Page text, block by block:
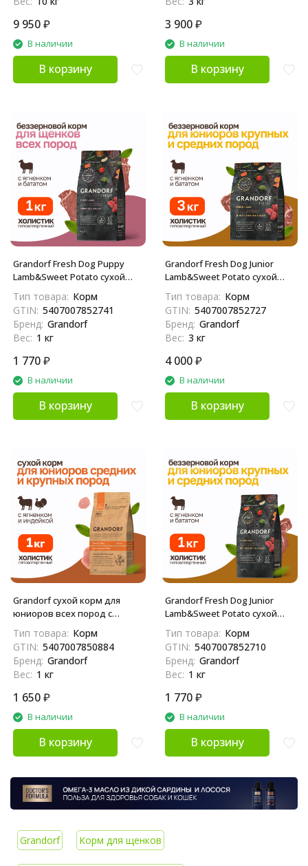
9 950₽
В наличии
В корзину
3 900₽
В наличии
В корзину
Grandorf Fresh Dog Puppy
Lamb&Sweet Potato сухой
пробиотиками для щенков и
беременных собак с
ягненком и бататом - 1 кг
Тип товара: Корм
GTIN: 5407007852741
Бренд: Grandorf
Вес: 1 кг
1 770₽
В наличии
В корзину
Grandorf Fresh Dog Junior
Lamb&Sweet Potato сухой
пробиотиками для юниоров
и беременных собак с
ягненком и бататом - 3 кг
Тип товара: Корм
GTIN: 5407007852727
Бренд: Grandorf
Вес: 3 кг
4 000₽
В наличии
В корзину
Grandorf сухой корм для
юниоров всех пород с
Тип товара: Корм
GTIN: 5407007850884
Бренд: Grandorf
Вес: 1 кг
1 650₽
В наличии
В корзину
Grandorf Fresh Dog Junior
Lamb&Sweet Potato сухой
пробиотиками для юниоров
и беременных собак с
ягненком и бататом - 1 кг
Тип товара: Корм
GTIN: 5407007852710
Бренд: Grandorf
Вес: 1 кг
1 770₽
В наличии
В корзину
Grandorf Корм для щенков